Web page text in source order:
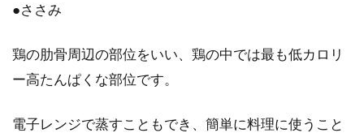
じん切り...
肉の味噌漬けや魚の西京漬けの作り
●ささみ
鶏の肋骨周辺の部位をいい、鶏の中では最も低カロリ
ー高たんぱくな部位です。
電子レンジで蒸すこともでき、簡単に料理に使うこと